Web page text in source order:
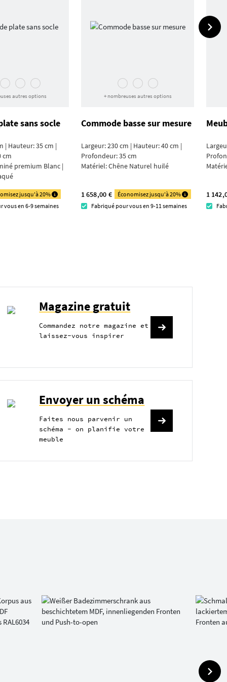
autres options
sans socle
| Hauteur: 35 cm |
cm
premium Blanc |
jusqu'à 20%
vous en 6-9 semaines
+ nombreuses autres options
Commode basse sur mesure
Largeur: 230 cm | Hauteur: 40 cm |
Profondeur: 35 cm
Matériel:Chêne Naturel huilé
1 658,00 €
Économisez jusqu'à 20%
Fabriqué pour vous en 9-11 semaines
1
Magazine gratuit
Commandez notre magazine et
laissez-vous inspirer
Envoyer un schéma
Faites nous parvenir un
schéma - on planifie votre
meuble